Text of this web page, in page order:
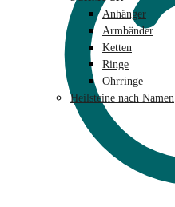
Anhänger
Armbänder
Ketten
Ringe
Ohrringe
Heilsteine nach Namen